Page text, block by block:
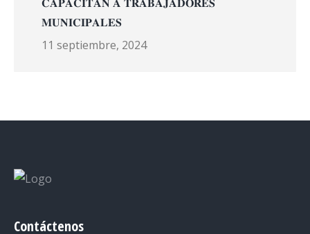
𝐌𝐔𝐍𝐈𝐂𝐈𝐏𝐀𝐋𝐄𝐒
11 septiembre, 2024
Contáctenos